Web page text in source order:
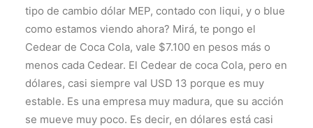
tipo de cambio dólar MEP, contado con liqui, y o blue
como estamos viendo ahora? Mirá, te pongo el
Cedear de Coca Cola, vale $7.100 en pesos más o
menos cada Cedear. El Cedear de coca Cola, pero en
dólares, casi siempre val USD 13 porque es muy
estable. Es una empresa muy madura, que su acción
se mueve muy poco. Es decir, en dólares está casi